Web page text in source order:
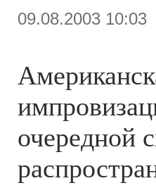
09.08.2003 10:03
очередной